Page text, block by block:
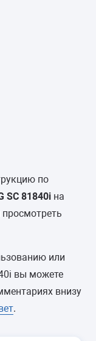
по
SC 81840i на
или
вы можете
внизу
.